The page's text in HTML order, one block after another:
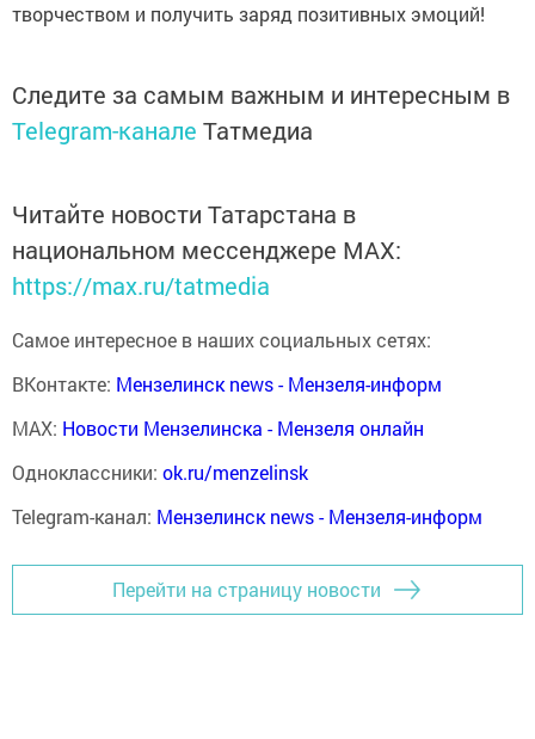
творчеством и получить заряд позитивных эмоций!
Следите за самым важным и интересным в
Telegram-канале Татмедиа
Читайте новости Татарстана в
национальном мессенджере MАХ:
https://max.ru/tatmedia
Самое интересное в наших социальных сетях:
ВКонтакте: Мензелинск news - Мензеля-информ
MAX: Новости Мензелинска - Мензеля онлайн
Одноклассники: ok.ru/menzelinsk
Telegram-канал: Мензелинск news - Мензеля-информ
Перейти на страницу новости